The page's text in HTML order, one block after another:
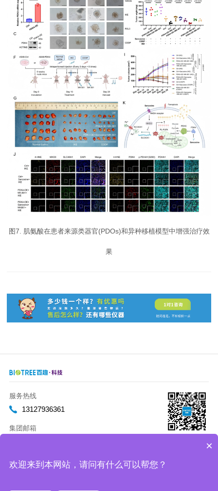
图7. 肌氨酸在患者来源类器官(PDOs)和异种移植模型中增强治疗效
果
服务热线
13127936361
集团邮箱
×
欢迎来到本网站，请问有什么可以帮您？